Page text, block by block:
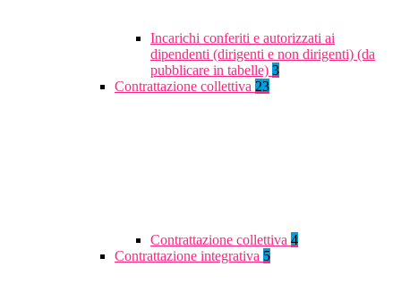
Incarichi conferiti e autorizzati ai
dipendenti (dirigenti e non dirigenti) (da
pubblicare in tabelle) 3
Contrattazione collettiva 23
Contrattazione collettiva 4
Contrattazione integrativa 5